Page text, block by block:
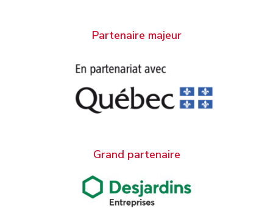
Partenaire majeur
Grand partenaire